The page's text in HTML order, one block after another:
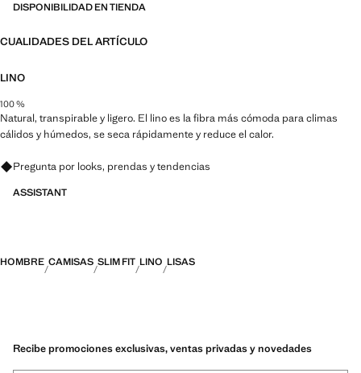
DISPONIBILIDAD EN TIENDA
CUALIDADES DEL ARTÍCULO
LINO
100 %
Natural, transpirable y ligero. El lino es la fibra más cómoda para climas
cálidos y húmedos, se seca rápidamente y reduce el calor.
Pregunta por looks, prendas y tendencias
ASSISTANT
HOMBRE CAMISAS SLIM FIT LINO LISAS
Recibe promociones exclusivas, ventas privadas y novedades